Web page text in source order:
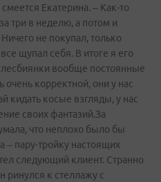
Екатерина. – Как-то
три в неделю, а потом и
не покупал, только
щупал себя. В итоге я его
вообще постоянные
корректной, они у нас
кидать косые взгляды, у нас
своих фантазий.За
что неплохо было бы
– пару-тройку настоящих
следующий клиент. Странно
ринулся к стеллажу с